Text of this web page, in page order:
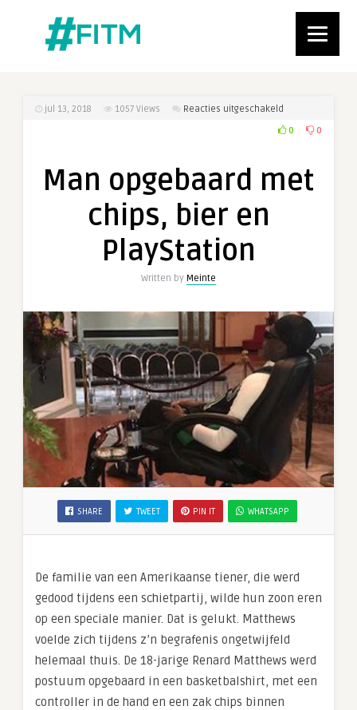
jul 13, 2018 1057 Views Reacties uitgeschakeld
Man
chips,
0 0
Man opgebaard met
chips, bier en
PlayStation
Written by Meinte
SHARE TWEET PIN IT WHATSAPP
De familie van een Amerikaanse tiener, die werd
gedood tijdens een schietpartij, wilde hun zoon eren
op een speciale manier. Dat is gelukt. Matthews
voelde zich tijdens z’n begrafenis ongetwijfeld
helemaal thuis. De 18-jarige Renard Matthews werd
postuum opgebaard in een basketbalshirt, met een
controller in de hand en een zak chips binnen